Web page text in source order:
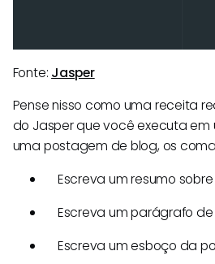
Fonte: Jasper
Pense nisso como uma receita
do Jasper que você executa em
uma postagem de blog, os
Escreva um resumo
Escreva um parágrafo
Escreva um esboço da